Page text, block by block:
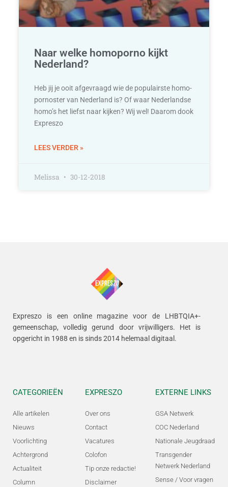
Naar welke homoporno kijkt
Nederland?
Heb jij je ooit afgevraagd wie de populairste homo-
pornoster van Nederland is? Of waar Nederlandse
homo’s het liefst naar kijken? Wij wel! Daarom dook
Expreszo
LEES VERDER »
Melissa 30-12-2018
Expreszo is een online magazine voor de LHBTQIA+-
gemeenschap, volledig gerund door vrijwilligers. Het is
opgericht in 1988 en is sinds 2014 helemaal digitaal.
CATEGORIEËN
Alle artikelen
Nieuws
Voorlichting
Achtergrond
Actualiteit
Column
EXPRESZO
Over ons
Contact
Vacatures
Colofon
Tip onze redactie!
Disclaimer
EXTERNE LINKS
GSA Netwerk
COC Nederland
Nationale Jeugdraad
Transgender
Netwerk Nederland
Sense / Voor vragen